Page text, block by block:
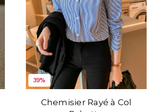
39%
Chemisier Rayé à Col